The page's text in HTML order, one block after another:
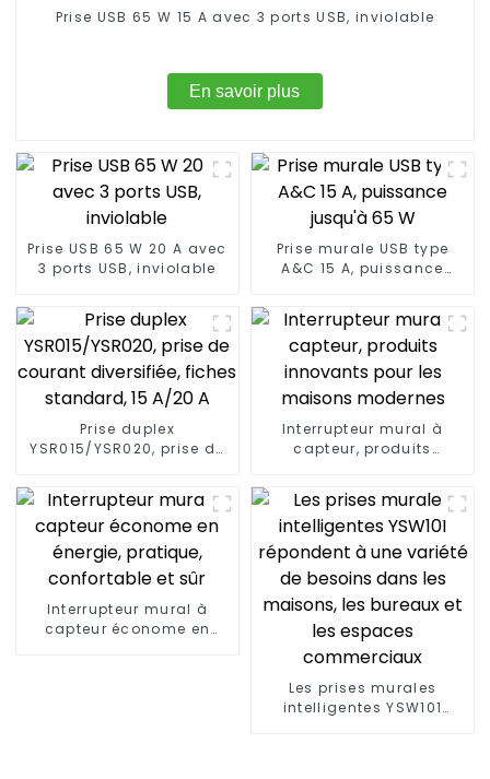
Prise USB 65 W 15 A avec 3 ports USB, inviolable
En savoir plus
Prise USB 65 W 20 A avec
3 ports USB, inviolable
Prise murale USB type
A&C 15 A, puissance
Prise duplex
YSR015/YSR020, prise de
fiches standard, 15 A/20
A
Interrupteur mural à
capteur, produits
Interrupteur mural à
capteur économe en
Les prises murales
intelligentes YSW101